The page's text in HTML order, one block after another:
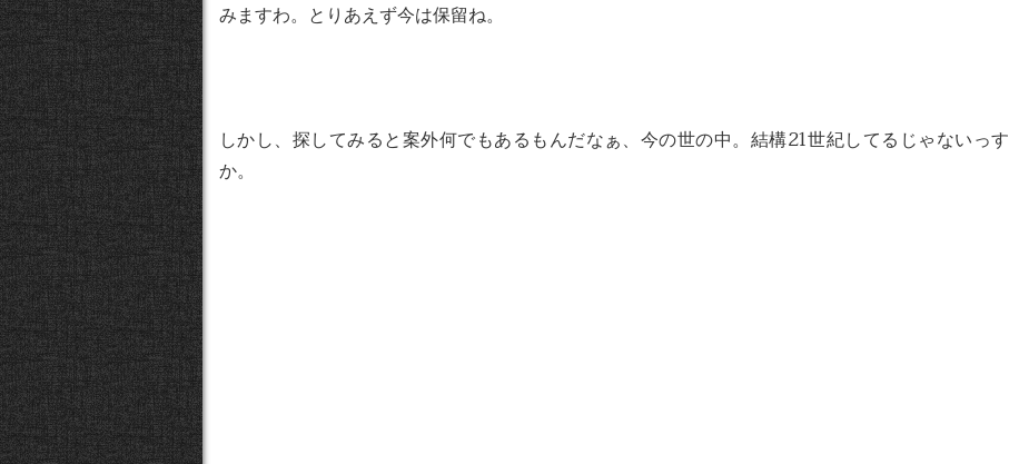
みますわ。とりあえず今は保留ね。
しかし、探してみると案外何でもあるもんだなぁ、今の世の中。結構21世紀してるじゃないっす
か。